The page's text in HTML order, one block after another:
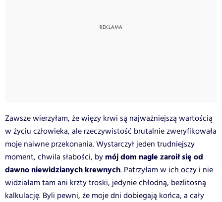
Zawsze wierzyłam, że więzy krwi są najważniejszą wartością
w życiu człowieka, ale rzeczywistość brutalnie zweryfikowała
moje naiwne przekonania. Wystarczył jeden trudniejszy
moment, chwila słabości, by mój dom nagle zaroił się od
dawno niewidzianych krewnych. Patrzyłam w ich oczy i nie
widziałam tam ani krzty troski, jedynie chłodną, bezlitosną
kalkulację. Byli pewni, że moje dni dobiegają końca, a cały